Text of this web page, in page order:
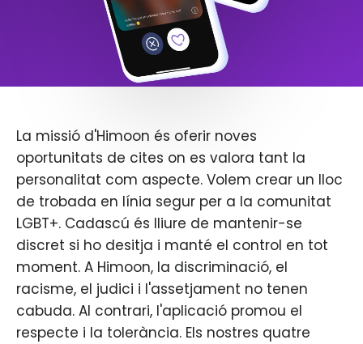
La missió d'Himoon és oferir noves
oportunitats de cites on es valora tant la
personalitat com aspecte. Volem crear un lloc
de trobada en línia segur per a la comunitat
LGBT+. Cadascú és lliure de mantenir-se
discret si ho desitja i manté el control en tot
moment. A Himoon, la discriminació, el
racisme, el judici i l'assetjament no tenen
cabuda. Al contrari, l'aplicació promou el
respecte i la tolerància. Els nostres quatre